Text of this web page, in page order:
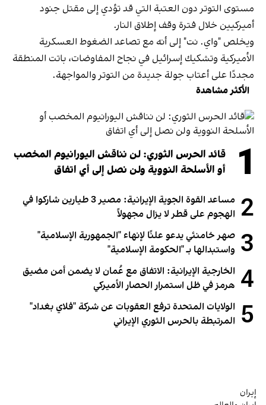
مستوى التوتر دون العتبة التي قد تؤدي إلى مقتل جنود
أميركيين خلال فترة وقف إطلاق النار.
ويخلص "واي. نت" إلى أنه مع تصاعد الضغوط العسكرية
الأميركية وتشكيك إسرائيل في نجاح المفاوضات، باتت المنطقة
مجددًا على أعتاب جولة جديدة من التوتر والمواجهة.
الأكثر مشاهدة
1
قائد الحرس الثوري: لن نناقش اليورانيوم المخصب
أو الأسلحة النووية ولن نصل إلى أي اتفاق
2
مساعد القوة الجوية الإيرانية: مصير 3 طيارين شاركوا في
الهجوم على قطر لا يزال مجهولاً
3 صهر خامنئي يدعو علنًا لإنهاء "الجمهورية الإسلامية"
واستبدالها بـ "الحكومة الإسلامية"
4 الخارجية الإيرانية: الاتفاق مع عُمان لا يضمن أمن مضيق
هرمز في ظل استمرار الحصار الأميركي
5 الولايات المتحدة ترفع العقوبات عن شركة "فلاي بغداد"
المرتبطة بالحرس الثوري الإيراني
إيران